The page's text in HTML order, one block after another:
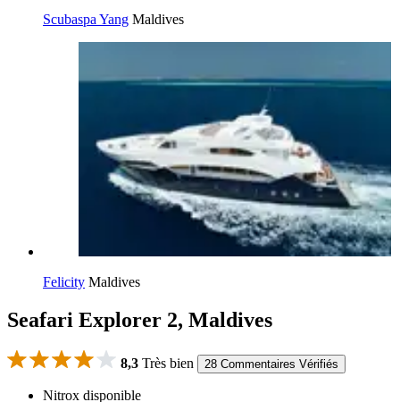
Scubaspa Yang Maldives
Felicity Maldives
Seafari Explorer 2, Maldives
8,3 Très bien 28 Commentaires Vérifiés
Nitrox disponible